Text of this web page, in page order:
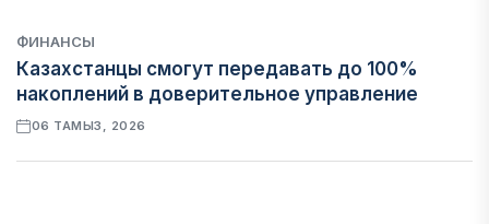
ФИНАНСЫ
Казахстанцы смогут передавать до 100%
накоплений в доверительное управление
06 ТАМЫЗ, 2026